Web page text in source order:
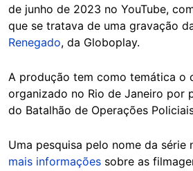
de junho de 2023 no YouTube,
que se tratava de uma gravação
Renegado, da Globoplay.
A produção tem como temática o
organizado no Rio de Janeiro por
do Batalhão de Operações
Uma pesquisa pelo nome da série
mais informações sobre as